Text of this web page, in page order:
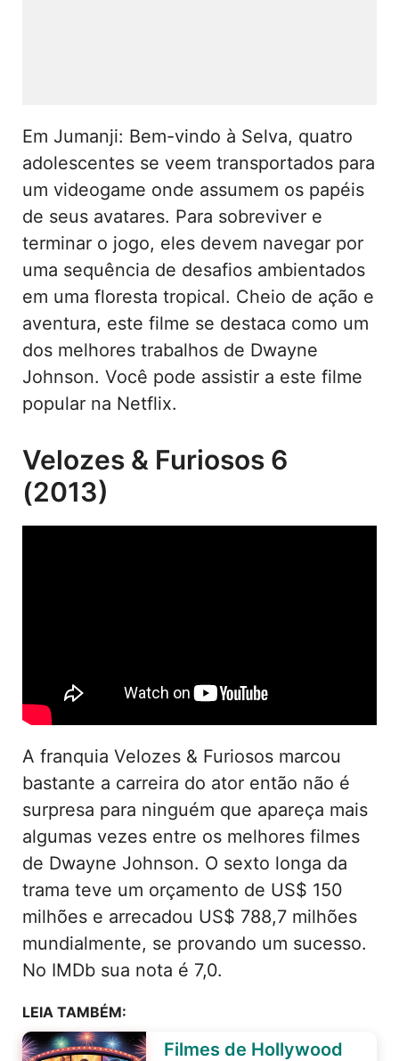
Em Jumanji: Bem-vindo à Selva, quatro
adolescentes se veem transportados para
um videogame onde assumem os papéis
de seus avatares. Para sobreviver e
terminar o jogo, eles devem navegar por
uma sequência de desafios ambientados
em uma floresta tropical. Cheio de ação e
aventura, este filme se destaca como um
dos melhores trabalhos de Dwayne
Johnson. Você pode assistir a este filme
popular na Netflix.
Velozes & Furiosos 6
(2013)
A franquia Velozes & Furiosos marcou
bastante a carreira do ator então não é
surpresa para ninguém que apareça mais
algumas vezes entre os melhores filmes
de Dwayne Johnson. O sexto longa da
trama teve um orçamento de US$ 150
milhões e arrecadou US$ 788,7 milhões
mundialmente, se provando um sucesso.
No IMDb sua nota é 7,0.
LEIA TAMBÉM:
Filmes de Hollywood